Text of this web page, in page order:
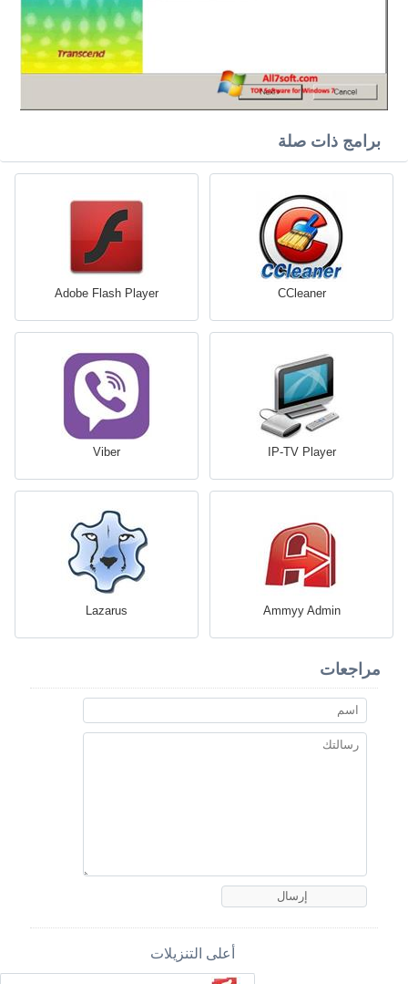
برامج ذات صلة
CCleaner
Adobe Flash Player
IP-TV Player
Viber
Ammyy Admin
Lazarus
مراجعات
أعلى التنزيلات